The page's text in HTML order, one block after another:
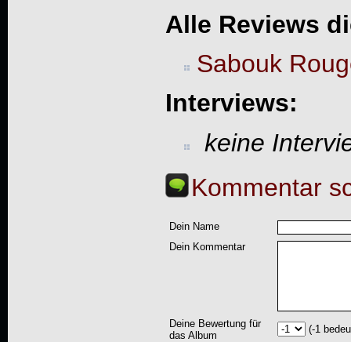
Alle Reviews
Sabouk
Interviews:
keine
Kommentar
Dein Name
Dein Kommentar
Deine Bewertung für
das Album
(-1